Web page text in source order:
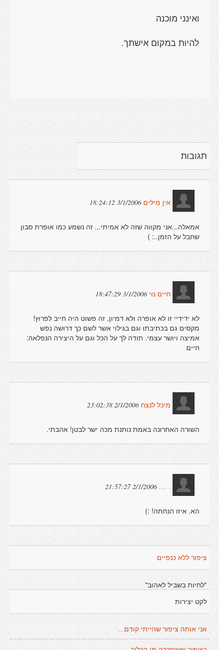
ואינני מוכנה
להיות במקום אישתך.
תגובות
אין מילים 3/1/2006 18:24:12
אמאלה...אני מקווה שזה לא אמיתי... זה נשמע כמו אופרת סבון
שחבל על הזמן..: )
חיים נוי 3/1/2006 18:47:29
לא ידידיי זו לא אופרה ולא דמיון, זה פשוט היה חייב לפרוץ!
מקסים גם בכתיבתו וגם בגילוי אשר לשם כך דרושה נפש
אמיצה ויושר עצמי. תודה לך על הכל וגם על היצירה הנפלאה:
חיים
מיכל לנצח 2/1/2006 23:02:38
השורה האחרונה באמת נותנת מכה ישר לבטן! אהבתי.
2/1/2006 21:57:27
הא. איזו הנחתה! :)
ציפור ללא כנפיים
"לחיות בשביל לאהוב"
לקט יצירות
אני אותה ציפור שהייתי קודם...